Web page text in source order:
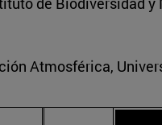
Atmosférica,